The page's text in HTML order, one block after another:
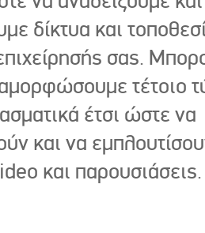
δίκτυα και
σας.
τέτοιο
έτσι ώστε να
και να
και παρουσιάσεις.